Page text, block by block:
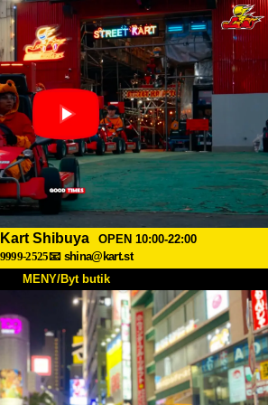
Shibuya
OPEN 10:00-22:00
2525📧 shina@kart.st
MENY/Byt butik
HEM
Specifikationer Pris
Röster FAQ